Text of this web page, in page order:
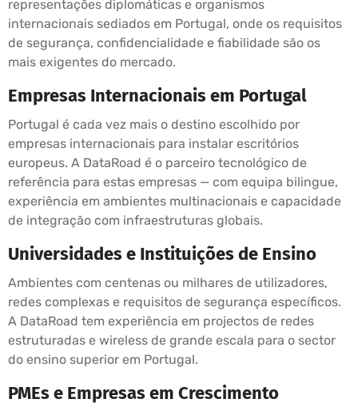
representações diplomáticas e organismos
internacionais sediados em Portugal, onde os requisitos
de segurança, confidencialidade e fiabilidade são os
mais exigentes do mercado.
Empresas Internacionais em Portugal
Portugal é cada vez mais o destino escolhido por
empresas internacionais para instalar escritórios
europeus. A DataRoad é o parceiro tecnológico de
referência para estas empresas — com equipa bilingue,
experiência em ambientes multinacionais e capacidade
de integração com infraestruturas globais.
Universidades e Instituições de Ensino
Ambientes com centenas ou milhares de utilizadores,
redes complexas e requisitos de segurança específicos.
A DataRoad tem experiência em projectos de redes
estruturadas e wireless de grande escala para o sector
do ensino superior em Portugal.
PMEs e Empresas em Crescimento